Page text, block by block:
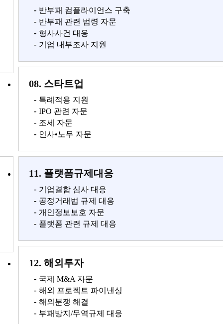
- 반부패 컴플라이언스 구축
- 반부패 관련 법령 자문
- 형사사건 대응
- 기업 내부조사 지원
08. 스타트업
- 특례적용 지원
- IPO 관련 자문
- 조세 자문
- 인사•노무 자문
11. 플랫폼규제대응
- 기업결합 심사 대응
- 공정거래법 규제 대응
- 개인정보보호 자문
- 플랫폼 관련 규제 대응
12. 해외투자
- 국제 M&A 자문
- 해외 프로젝트 파이낸싱
- 해외분쟁 해결
- 부패방지/무역규제 대응